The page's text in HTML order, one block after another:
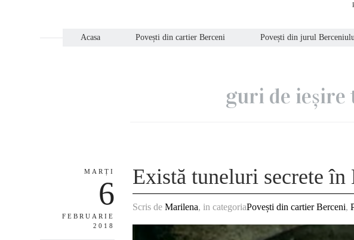
Acasa Povești din cartier Berceni Povești din jurul
guri de
MARȚI
6
FEBRUARIE
2018
Există tuneluri secrete în
Scris deMarilena, in categoriaPovești din cartier Berceni,